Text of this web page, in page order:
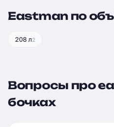
Eastman по
208 л2
Вопросы про
бочках